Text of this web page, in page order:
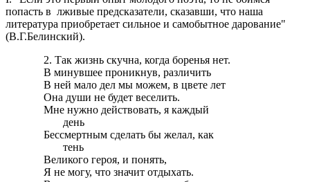
попасть в лживые предсказатели, сказавши, что наша
литература приобретает сильное и самобытное дарование"
(В.Г.Белинский).
2. Так жизнь скучна, когда боренья нет.
В минувшее проникнув, различить
В ней мало дел мы можем, в цвете лет
Она души не будет веселить.
Мне нужно действовать, я каждый
день
Бессмертным сделать бы желал, как
тень
Великого героя, и понять,
Я не могу, что значит отдыхать.